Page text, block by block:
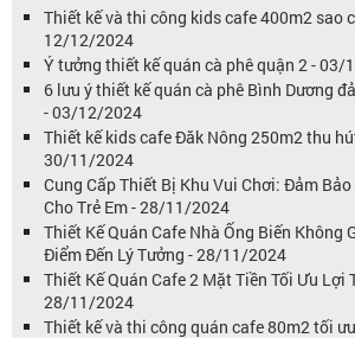
Thiết kế và thi công kids cafe 400m2 sao
12/12/2024
Ý tưởng thiết kế quán cà phê quận 2 - 03/
6 lưu ý thiết kế quán cà phê Bình Dương
- 03/12/2024
Thiết kế kids cafe Đăk Nông 250m2 thu
30/11/2024
Cung Cấp Thiết Bị Khu Vui Chơi: Đảm Bảo
Cho Trẻ Em - 28/11/2024
Thiết Kế Quán Cafe Nhà Ống Biến Không
Điểm Đến Lý Tưởng - 28/11/2024
Thiết Kế Quán Cafe 2 Mặt Tiền Tối Ưu Lợi
28/11/2024
Thiết kế và thi công quán cafe 80m2 tối